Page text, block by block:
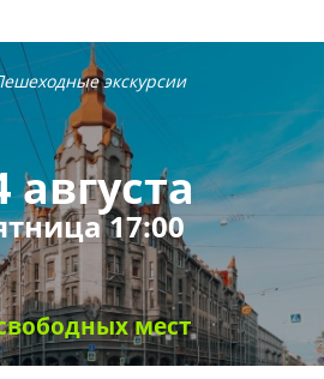
экскурсии
августа
17:00
мест